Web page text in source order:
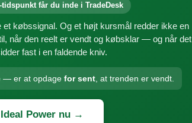
får du inde i TradeDesk
købssignal. Og et højt kursmål redder ikke en
når den reelt er vendt og købsklar — og når det
fast i en faldende kniv.
— er at opdage for sent, at trenden er vendt.
Power nu →